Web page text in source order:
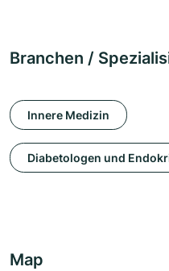
Branchen /
Innere Medizin
Diabetologen und
Map